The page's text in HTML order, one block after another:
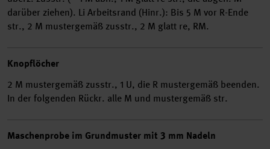
darüber ziehen). Li Arbeitsrand (Hinr.): Bis 5 M vor R-Ende
str., 2 M mustergemäß zusstr., 2 M glatt re, RM.
Knopflöcher
2 M mustergemäß zusstr., 1 U, die R mustergemäß beenden.
In der folgenden Rückr. alle M und mustergemäß str.
Maschenprobe im Grundmuster mit 3 mm Nadeln